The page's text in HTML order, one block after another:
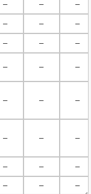
－ －
－
－ －
－
－ －
－
－ － －
－ － －
－ － －
－ － －
－ － －